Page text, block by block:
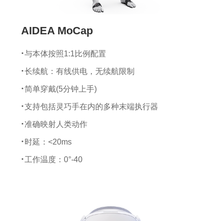
AIDEA MoCap
与本体按照1:1比例配置
长续航：有线供电，无续航限制
简单穿戴(5分钟上手)
支持包括灵巧手在内的多种末端执行器
准确映射人类动作
时延：<20ms
工作温度：0°-40
陀螺仪量程：±2000 dps